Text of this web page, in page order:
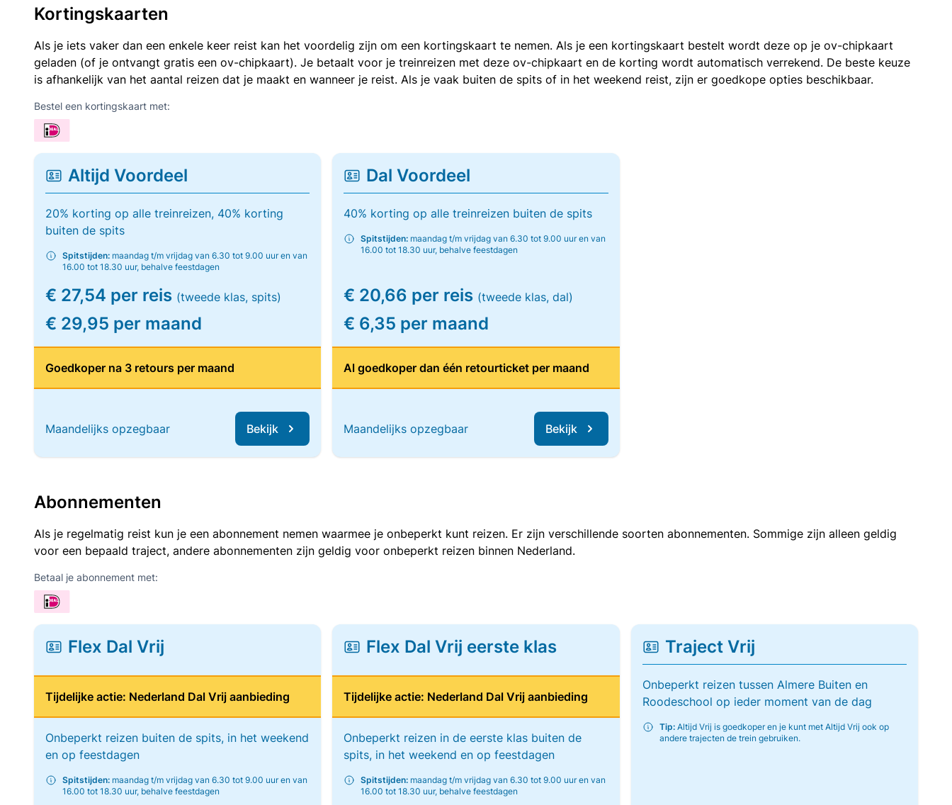
Kortingskaarten
Als je iets vaker dan een enkele keer reist kan het voordelig zijn om een kortingskaart te nemen. Als je een kortingskaart bestelt wordt deze op je ov-chipkaart
geladen (of je ontvangt gratis een ov-chipkaart). Je betaalt voor je treinreizen met deze ov-chipkaart en de korting wordt automatisch verrekend. De beste keuze
is afhankelijk van het aantal reizen dat je maakt en wanneer je reist. Als je vaak buiten de spits of in het weekend reist, zijn er goedkope opties beschikbaar.
Bestel een kortingskaart met:
Altijd Voordeel
20% korting op alle treinreizen, 40% korting
buiten de spits
Spitstijden: maandag t/m vrijdag van 6.30 tot 9.00 uur en van
16.00 tot 18.30 uur, behalve feestdagen
€ 27,54 per reis (tweede klas, spits)
€ 29,95 per maand
Goedkoper na 3 retours per maand
Maandelijks opzegbaar Bekijk
Dal Voordeel
40% korting op alle treinreizen buiten de spits
Spitstijden: maandag t/m vrijdag van 6.30 tot 9.00 uur en van
16.00 tot 18.30 uur, behalve feestdagen
€ 20,66 per reis (tweede klas, dal)
€ 6,35 per maand
Al goedkoper dan één retourticket per maand
Maandelijks opzegbaar Bekijk
Abonnementen
Als je regelmatig reist kun je een abonnement nemen waarmee je onbeperkt kunt reizen. Er zijn verschillende soorten abonnementen. Sommige zijn alleen geldig
voor een bepaald traject, andere abonnementen zijn geldig voor onbeperkt reizen binnen Nederland.
Betaal je abonnement met:
Flex Dal Vrij
Tijdelijke actie: Nederland Dal Vrij aanbieding
Onbeperkt reizen buiten de spits, in het weekend
en op feestdagen
Spitstijden: maandag t/m vrijdag van 6.30 tot 9.00 uur en van
16.00 tot 18.30 uur, behalve feestdagen
Flex Dal Vrij eerste klas
Tijdelijke actie: Nederland Dal Vrij aanbieding
Onbeperkt reizen in de eerste klas buiten de
spits, in het weekend en op feestdagen
Spitstijden: maandag t/m vrijdag van 6.30 tot 9.00 uur en van
16.00 tot 18.30 uur, behalve feestdagen
Traject Vrij
Onbeperkt reizen tussen Almere Buiten en
Roodeschool op ieder moment van de dag
Tip:Altijd Vrij is goedkoper en je kunt met Altijd Vrij ook op
andere trajecten de trein gebruiken.